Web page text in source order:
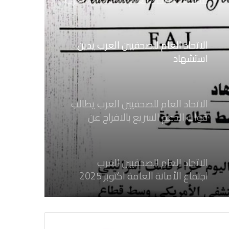
الاتحاد العام للصحفيين العرب يدين
ثلاثة صحفيين فلسطينيين باستهداف
إسرائيلي وسط قطاع غزة
الاتحاد العام للصحفيين العرب يطالب
قوات الدعم السريع بالافراج عن
الصحفيين السودانيين المعتقلين لديها
فوراً
الاتحاد العام للصحفيين العرب
اجتماع الأمانة العامة اكتوبر 2025
الاتحاد العام للصحفيين العرب يدين
بكل قوة جرائم الاحتلال الصهيوني فى
غزة والتي نتج عنها اغتيال خمسة